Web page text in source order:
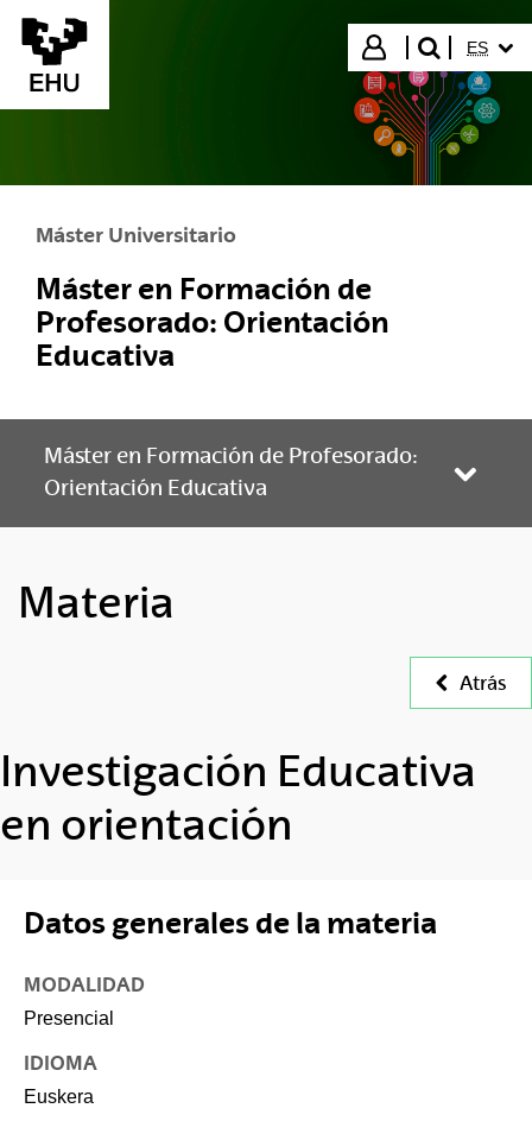
Saltar al contenido principal
Iniciar sesión
buscar"
ES
Máster Universitario
Máster en Formación de
Profesorado: Orientación
Educativa
Máster en Formación de Profesorado:
Orientación Educativa
Materia
Atrás
Investigación Educativa
en orientación
Datos generales de la materia
MODALIDAD
Presencial
IDIOMA
Euskera